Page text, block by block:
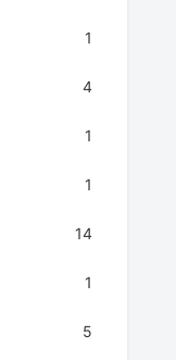
1
4
1
1
14
1
5